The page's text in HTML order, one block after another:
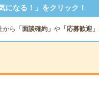
なる！」をクリック！
から 「面談確約」 や「応募歓迎」